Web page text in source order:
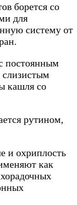
борется со
для
систему от
постоянным
кашля со
рутином,
и охриплость
как